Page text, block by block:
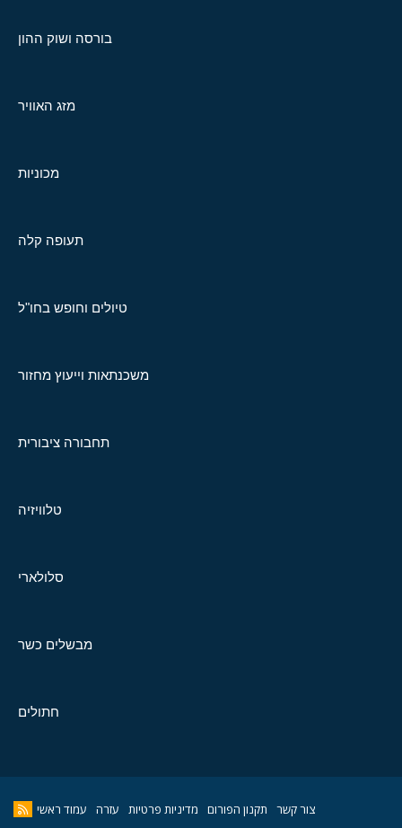
בורסה ושוק ההון
מזג האוויר
מכוניות
תעופה קלה
טיולים וחופש בחו"ל
משכנתאות וייעוץ מחזור
תחבורה ציבורית
טלוויזיה
סלולארי
מבשלים כשר
חתולים
צור קשר תקנון הפורום מדיניות פרטיות עזרה עמוד ראשי